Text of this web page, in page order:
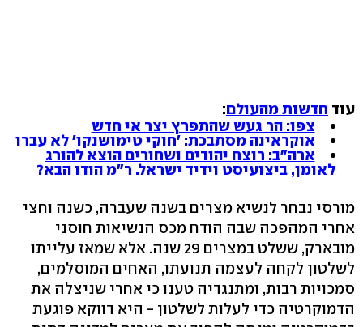
עוד חדשות מהעולם:
צפו: הר געש שהתפרץ יצר אי חדש
אוקראינה מסתבכת: 'חוקי טימושנקו' לא עברו
ארה"ב: רוצח יהודים ושחורים הוצא להורג
לאומן, ביצועיסט וידיד ישראל. ר"מ הודו הבא?
מורסי נבחר לנשיא מצרים בשנה שעברה, כשנה וחצי
אחרי המהפכה שבה הודח מכס הנשיאות חוסני
מובארק, ששלט במצרים 29 שנה. אלא שמאז עלייתו
לשלטון לקחה לעצמה תנועתו, האחים המוסלמים,
סמכויות רבות, ומתנגדיה טענו כי אחרי שניצלה את
הדמוקרטיה כדי לעלות לשלטון - היא דווקא פוגעת